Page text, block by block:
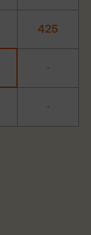
425
-
-